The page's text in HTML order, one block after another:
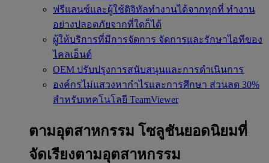
ฟรีแลนซ์และผู้ใช้ดิจิทัลทำงานได้จากทุกที่ ทำงาน
อย่างปลอดภัยจากที่ใดก็ได้
ผู้ให้บริการที่มีการจัดการ จัดการและรักษาไอทีของ
ไคลเอ็นต์
OEM ปรับปรุงการสนับสนุนและการดำเนินการ
องค์กรไม่แสวงหากำไรและการศึกษา ส่วนลด 30%
สำหรับเทคโนโลยี TeamViewer
ตามอุตสาหกรรม โซลูชันยอดนิยมที่
จัดเรียงตามอุตสาหกรรม